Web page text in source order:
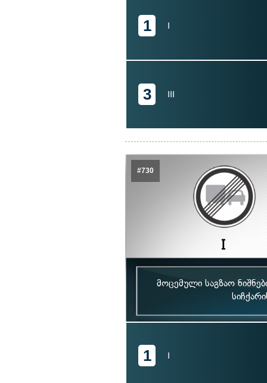
1 I
3 III
#730
მოცემული საგზაო
1 I